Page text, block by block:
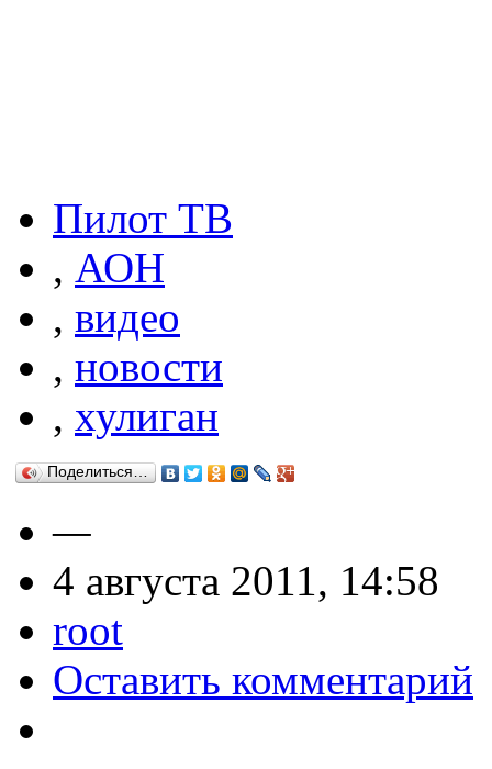
Пилот ТВ
, АОН
, видео
, новости
, хулиган
Поделиться…
—
4 августа 2011, 14:58
root
Оставить комментарий